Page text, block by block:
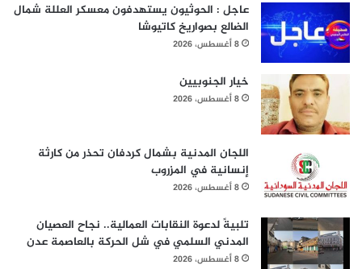
عاجل : الحوثيون يستهدفون معسكر العللة شمال
الضالع بصواريخ كاتيوشا
8 أغسطس، 2026
خيار الجنوبيين
8 أغسطس، 2026
اللجان المدنية بشمال كردفان تحذر من كارثة
إنسانية في المزروب
8 أغسطس، 2026
تلبيةً لدعوة النقابات العمالية.. نجاح العصيان
المدني السلمي في شل الحركة بالعاصمة عدن
8 أغسطس، 2026